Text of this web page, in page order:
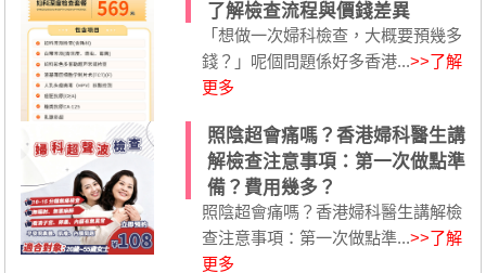
了解檢查流程與價錢差異
「想做一次婦科檢查，大概要預幾多
錢？」呢個問題係好多香港...>>了解
更多
照陰超會痛嗎？香港婦科醫生講
解檢查注意事項：第一次做點準
備？費用幾多？
照陰超會痛嗎？香港婦科醫生講解檢
查注意事項：第一次做點準...>>了解
更多